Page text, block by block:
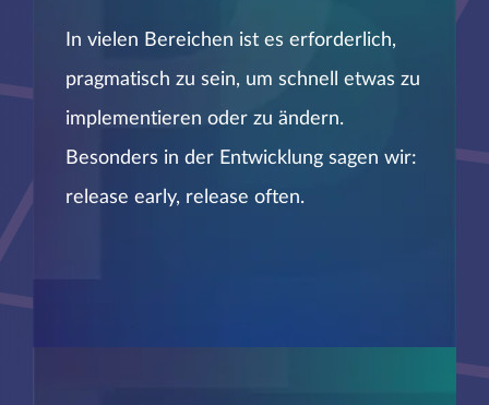
In vielen Bereichen ist es erforderlich,
pragmatisch zu sein, um schnell etwas zu
implementieren oder zu ändern.
Besonders in der Entwicklung sagen wir:
release early, release often.